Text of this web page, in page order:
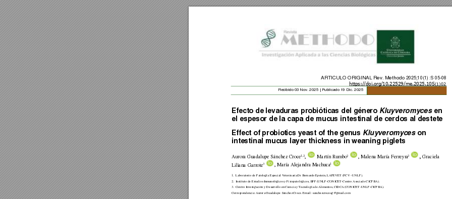
ARTICULO ORIGINAL Rev. Methodo 2025;1 0(1) :S 05-08
https://doi.org/10.22529/me.2025.10S(1)02
               Recibido
03 Nov. 2025 | Publicado 19 Dic. 2025
Efecto de levad uras probióticas del género Kluyveromyces en
el espesor de la capa de mucus intestinal de cerdos al destete
Effect of probiotics yeast of the genus Kluyveromyces on
intestinal mucus layer thickness in weaning piglets
Aurora Guadalupe Sánchez Croce1,2, Martín Rumbo2 , Malena María Ferreyra2 , Graciela
Liliana Garrote3 , María Alejandra Machuca1
1. Laboratorio de Patología Especial Veterinaria Dr Bernardo Epstein, LAPEVET (FCV - UNLP).
2.
Instituto de Estudios Inmunológicos y Fisiopatológicos, IIFP (UNLP-CON ICET-Centro Asociado CICPBA).
3.
Centro Investigación y Desarrollo en Ciencia y Tecnología de Alimentos, CIDCA (CONICET-UNLP-CICPBA).
Correspondencia: Aurora Guadalupe Sánchez Croce. Email: sanchezcroceag@gmail.com